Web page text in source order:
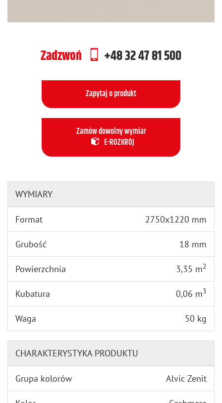
Zadzwoń +48 32 47 81 500
Zapytaj o produkt
Zamów dowolny wymiar
E-ROZKRÓJ
WYMIARY
Format 2750x1220 mm
Grubość 18 mm
Powierzchnia 3,35 m2
Kubatura 0,06 m3
Waga 50 kg
CHARAKTERYSTYKA PRODUKTU
Grupa kolorów Alvic Zenit